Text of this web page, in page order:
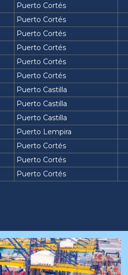
Puerto Cortés
Puerto Cortés
Puerto Cortés
Puerto Cortés
Puerto Cortés
Puerto Cortés
Puerto Castilla
Puerto Castilla
Puerto Castilla
Puerto Lempira
Puerto Cortés
Puerto Cortés
Puerto Cortés